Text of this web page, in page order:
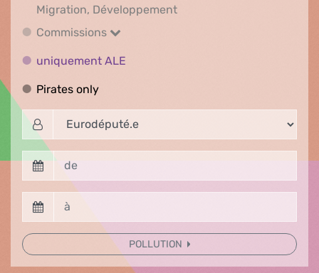
Migration, DéveloppementInternational, Affaires
Commissions
Commissions
uniquement ALE
Pirates onlyPirates only
POLLUTION